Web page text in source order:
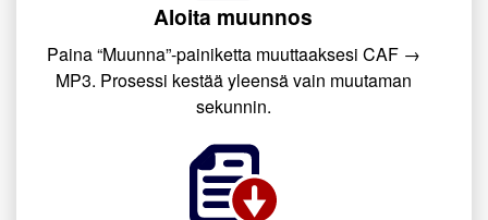
Aloita muunnos
Paina “Muunna”-painiketta muuttaaksesi CAF →
MP3. Prosessi kestää yleensä vain muutaman
sekunnin.